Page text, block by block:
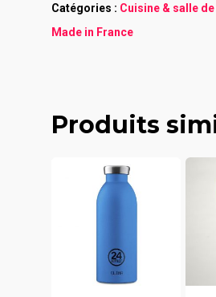
Catégories : Cuisine & salle de
Made in France
Produits